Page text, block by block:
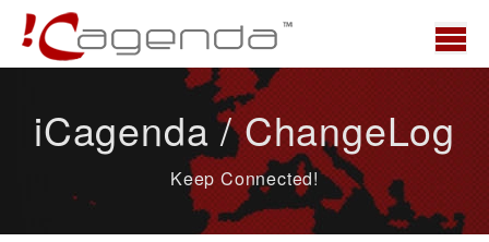
News
iCagenda / ChangeLog
Keep Connected!